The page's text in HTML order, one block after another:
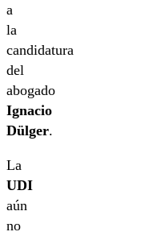
a
la
candidatura
del
abogado
Ignacio
Dülger.
La
UDI
aún
no